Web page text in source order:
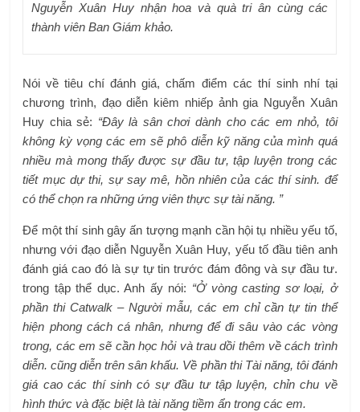
Nguyễn Xuân Huy nhận hoa và quà tri ân cùng các
thành viên Ban Giám khảo.
Nói về tiêu chí đánh giá, chấm điểm các thí sinh nhí tại
chương trình, đạo diễn kiêm nhiếp ảnh gia Nguyễn Xuân
Huy chia sẻ: “Đây là sân chơi dành cho các em nhỏ, tôi
không kỳ vọng các em sẽ phô diễn kỹ năng của mình quá
nhiều mà mong thấy được sự đầu tư, tập luyện trong các
tiết mục dự thi, sự say mê, hồn nhiên của các thí sinh. để
có thể chọn ra những ứng viên thực sự tài năng. ”
Để một thí sinh gây ấn tượng mạnh cần hội tụ nhiều yếu tố,
nhưng với đạo diễn Nguyễn Xuân Huy, yếu tố đầu tiên anh
đánh giá cao đó là sự tự tin trước đám đông và sự đầu tư.
trong tập thể dục. Anh ấy nói: “Ở vòng casting sơ loại, ở
phần thi Catwalk – Người mẫu, các em chỉ cần tự tin thể
hiện phong cách cá nhân, nhưng để đi sâu vào các vòng
trong, các em sẽ cần học hỏi và trau dồi thêm về cách trình
diễn. cũng diễn trên sân khấu. Về phần thi Tài năng, tôi đánh
giá cao các thí sinh có sự đầu tư tập luyện, chỉn chu về
hình thức và đặc biệt là tài năng tiềm ẩn trong các em.